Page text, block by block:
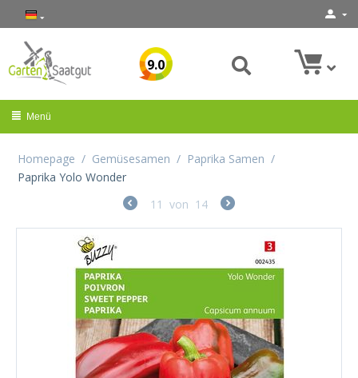
9.0
Menü
Homepage / Gemüsesamen / Paprika Samen /
Paprika Yolo Wonder
11 von 14